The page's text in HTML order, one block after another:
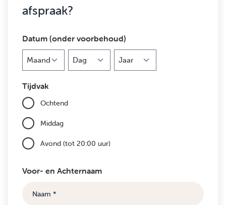
afspraak?
Datum (onder voorbehoud)
Tijdvak
Ochtend
Middag
Avond (tot 20:00 uur)
Voor- en Achternaam